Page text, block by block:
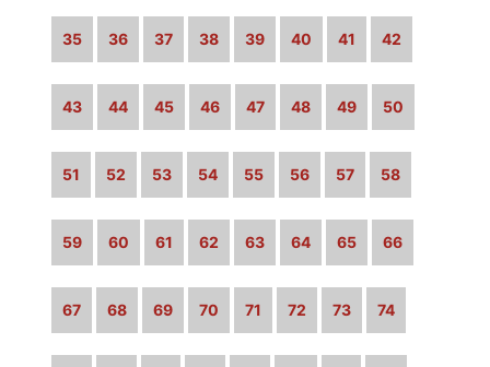
35 36 37 38 39 40 41 42
43 44 45 46 47 48 49 50
51 52 53 54 55 56 57 58
59 60 61 62 63 64 65 66
67 68 69 70 71 72 73 74